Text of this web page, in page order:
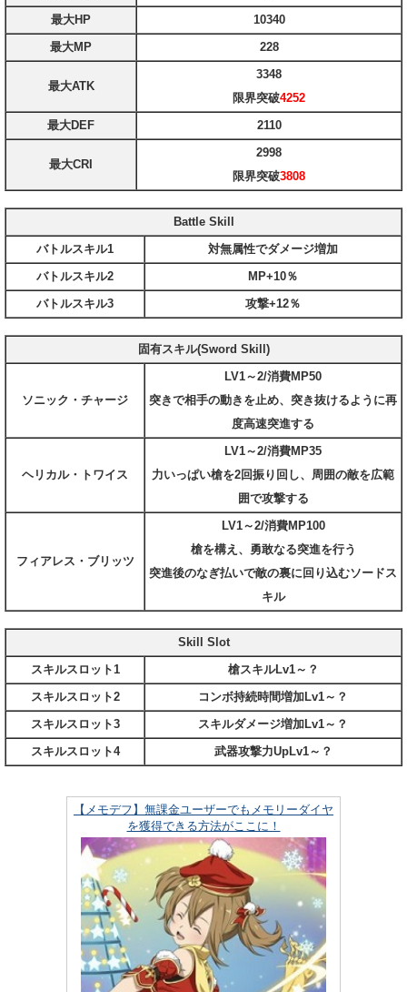
最大HP
10340
最大MP
228
最大ATK
3348
限界突破4252
最大DEF
2110
最大CRI
2998
限界突破3808
Battle Skill
バトルスキル1
対無属性でダメージ増加
バトルスキル2
MP+10％
バトルスキル3
攻撃+12％
固有スキル(Sword Skill)
ソニック・チャージ
LV1～2/消費MP50
突きで相手の動きを止め、突き抜けるように再
度高速突進する
ヘリカル・トワイス
LV1～2/消費MP35
力いっぱい槍を2回振り回し、周囲の敵を広範
囲で攻撃する
フィアレス・ブリッツ
LV1～2/消費MP100
槍を構え、勇敢なる突進を行う
突進後のなぎ払いで敵の裏に回り込むソードス
キル
Skill Slot
スキルスロット1
槍スキルLv1～？
スキルスロット2
コンボ持続時間増加Lv1～？
スキルスロット3
スキルダメージ増加Lv1～？
スキルスロット4
武器攻撃力UpLv1～？
【メモデフ】無課金ユーザーでもメモリーダイヤ
を獲得できる方法がここに！